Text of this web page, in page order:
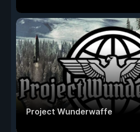
Project Wunderwaffe